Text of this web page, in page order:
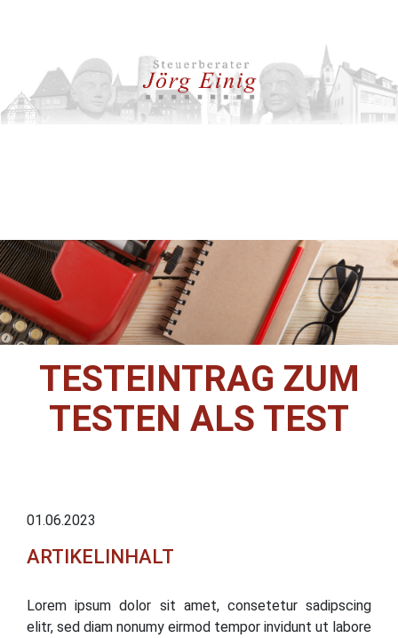
TESTEINTRAG ZUM
TESTEN ALS TEST
01.06.2023
ARTIKELINHALT
Lorem ipsum dolor sit amet, consetetur sadipscing
elitr, sed diam nonumy eirmod tempor invidunt ut labore